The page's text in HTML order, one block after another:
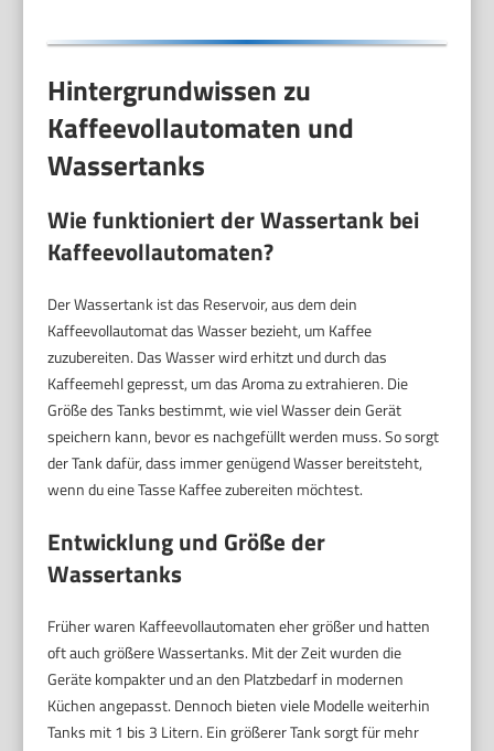
Hintergrundwissen zu
Kaffeevollautomaten und
Wassertanks
Wie funktioniert der Wassertank bei
Kaffeevollautomaten?
Der Wassertank ist das Reservoir, aus dem dein
Kaffeevollautomat das Wasser bezieht, um Kaffee
zuzubereiten. Das Wasser wird erhitzt und durch das
Kaffeemehl gepresst, um das Aroma zu extrahieren. Die
Größe des Tanks bestimmt, wie viel Wasser dein Gerät
speichern kann, bevor es nachgefüllt werden muss. So sorgt
der Tank dafür, dass immer genügend Wasser bereitsteht,
wenn du eine Tasse Kaffee zubereiten möchtest.
Entwicklung und Größe der
Wassertanks
Früher waren Kaffeevollautomaten eher größer und hatten
oft auch größere Wassertanks. Mit der Zeit wurden die
Geräte kompakter und an den Platzbedarf in modernen
Küchen angepasst. Dennoch bieten viele Modelle weiterhin
Tanks mit 1 bis 3 Litern. Ein größerer Tank sorgt für mehr